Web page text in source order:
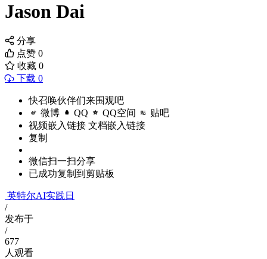
Jason Dai
分享
点赞 0
收藏 0
下载 0
快召唤伙伴们来围观吧
微博 QQ QQ空间 贴吧
视频嵌入链接 文档嵌入链接
复制
微信扫一扫分享
已成功复制到剪贴板
英特尔AI实践日
/
发布于
/
677
人观看